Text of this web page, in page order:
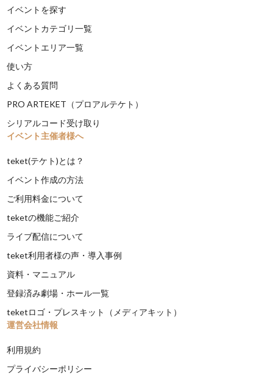
イベントを探す
イベントカテゴリ一覧
イベントエリア一覧
使い方
よくある質問
PRO ARTEKET（プロアルテケト）
シリアルコード受け取り
イベント主催者様へ
teket(テケト)とは？
イベント作成の方法
ご利用料金について
teketの機能ご紹介
ライブ配信について
teket利用者様の声・導入事例
資料・マニュアル
登録済み劇場・ホール一覧
teketロゴ・プレスキット（メディアキット）
運営会社情報
利用規約
プライバシーポリシー